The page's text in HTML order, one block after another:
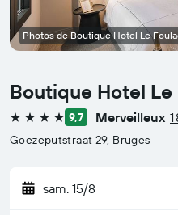
Boutique Hotel Le
4 étoiles 9,7 Merveilleux
Goezeputstraat 29, Bruges
sam. 15/8
Photos de Boutique Hotel Le